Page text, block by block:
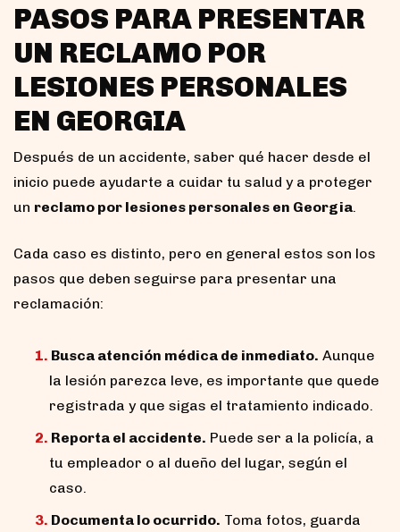
PASOS PARA PRESENTAR
UN RECLAMO POR
LESIONES PERSONALES
EN GEORGIA
Después de un accidente, saber qué hacer desde el
inicio puede ayudarte a cuidar tu salud y a proteger
un reclamo por lesiones personales en Georgia
Cada caso es distinto, pero en general estos son los
pasos que deben seguirse para presentar una
reclamación:
Busca atención médica de inmediato. Aunque
la lesión parezca leve, es importante que quede
registrada y que sigas el tratamiento indicado.
Reporta el accidente. Puede ser a la policía, a
tu empleador o al dueño del lugar, según el
caso.
Documenta lo ocurrido. Toma fotos, guarda